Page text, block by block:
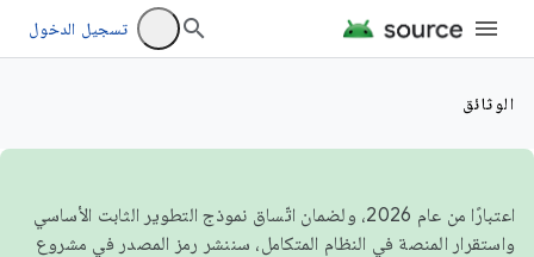
تسجيل الدخول
الوثائق
اعتبارًا من عام 2026، ولضمان اتّساق نموذج التطوير الثابت الأساسي
واستقرار المنصة في النظام المتكامل، سننشر رمز المصدر في مشروع